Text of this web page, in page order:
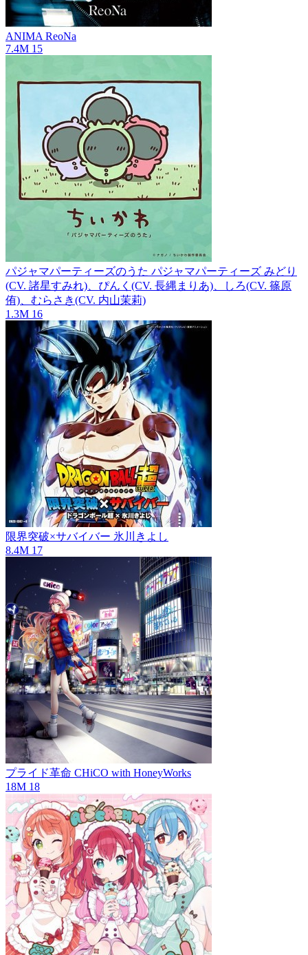
ANIMA ReoNa
7.4M 15
パジャマパーティーズのうた パジャマパーティーズ みどり
(CV. 諸星すみれ)、ぴんく(CV. 長縄まりあ)、しろ(CV. 篠原
侑)、むらさき(CV. 内山茉莉)
1.3M 16
限界突破×サバイバー 氷川きよし
8.4M 17
プライド革命 CHiCO with HoneyWorks
18M 18